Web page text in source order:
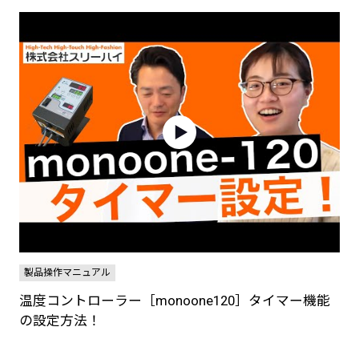
製品操作マニュアル
温度コントローラー［monoone120］タイマー機能
の設定方法！